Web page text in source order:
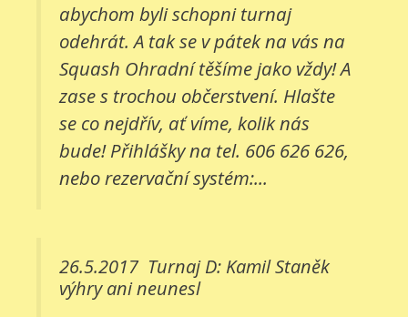
abychom byli schopni turnaj
odehrát. A tak se v pátek na vás na
Squash Ohradní těšíme jako vždy! A
zase s trochou občerstvení. Hlašte
se co nejdřív, ať víme, kolik nás
bude! Přihlášky na tel. 606 626 626,
nebo rezervační systém:...
26.5.2017 Turnaj D: Kamil Staněk
výhry ani neunesl